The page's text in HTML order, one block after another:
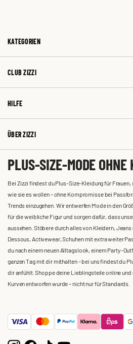
KATEGORIEN
CLUB ZIZZI
HILFE
ÜBER ZIZZI
PLUS-SIZE-MODE OHNE
Bei Zizzi findest du Plus-Size-Kleidung für
wie sie es wollen – ohne Kompromisse bei
Trends einzugehen. Wir entwerfen Mode in den
für die weibliche Figur und sorgen dafür, dass
aussehen. Stöbere durch alles von Kleidern,
Dessous, Activewear, Schuhen mit extra weiter
du nach einem neuen Alltagslook, einem Party-
ganzen Tag mit dir mithalten – bei uns findest du
dir anfühlt. Shoppe deine Lieblingsteile online
Kurven entworfen wurde – nicht nur für Standards.